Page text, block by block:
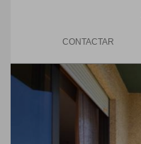
CONTACTAR
Previous